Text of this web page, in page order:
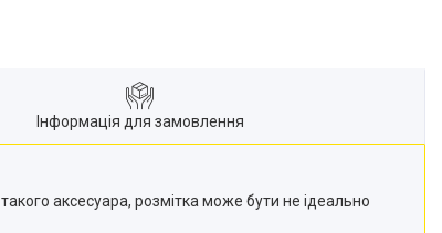
Інформація для замовлення
аксесуара, розмітка може бути не ідеально